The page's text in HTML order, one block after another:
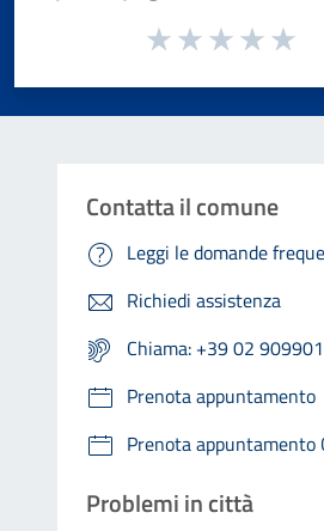
Valuta da 1 a 5 stelle la pagina
Contatta il comune
Leggi le domande
Richiedi assistenza
Chiama: +39 02 909901
Prenota appuntamento
Prenota appuntamento
Problemi in città